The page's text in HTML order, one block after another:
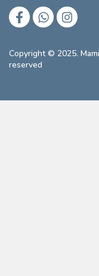
Copyright © 2025.
reserved